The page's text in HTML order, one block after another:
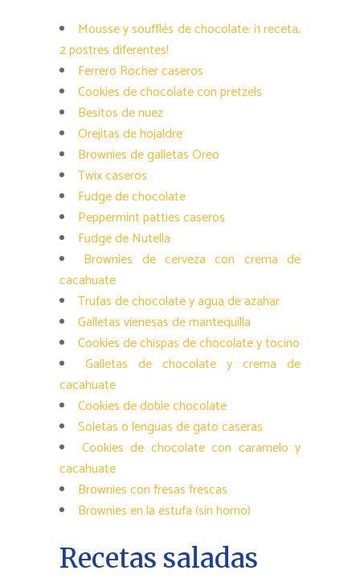
Mousse y soufflés de chocolate: ¡1 receta,
2 postres diferentes!
Ferrero Rocher caseros
Cookies de chocolate con pretzels
Besitos de nuez
Orejitas de hojaldre
Brownies de galletas Oreo
Twix caseros
Fudge de chocolate
Peppermint patties caseros
Fudge de Nutella
Brownies de cerveza con crema de
cacahuate
Trufas de chocolate y agua de azahar
Galletas vienesas de mantequilla
Cookies de chispas de chocolate y tocino
Galletas de chocolate y crema de
cacahuate
Cookies de doble chocolate
Soletas o lenguas de gato caseras
Cookies de chocolate con caramelo y
cacahuate
Brownies con fresas frescas
Brownies en la estufa (sin horno)
Recetas saladas